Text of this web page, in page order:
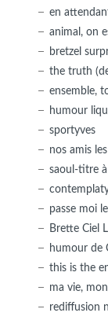
en
animal, on
bretzel
the truth
ensemble,
humour
sportyves
nos amis
saoul-titre
passe moi
Brette Ciel
humour de
this is the
ma vie,
rediffusion